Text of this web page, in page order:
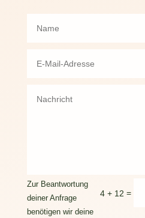
4 + 12 =
Zur Beantwortung
deiner Anfrage
benötigen wir deine